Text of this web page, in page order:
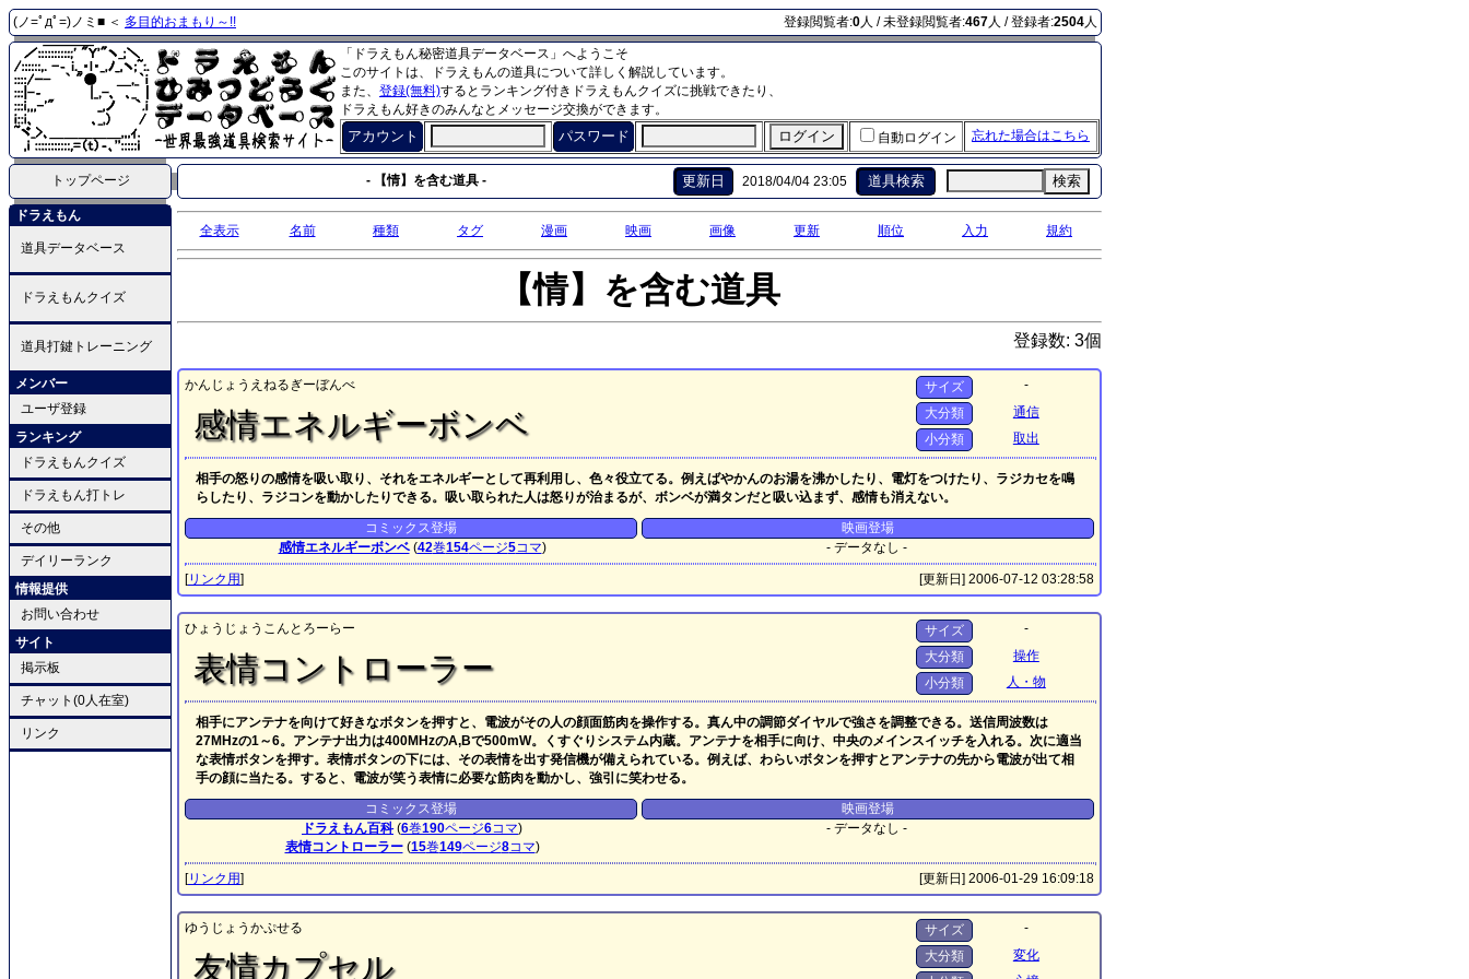
(ノ=ﾟдﾟ=)ノミ■ ＜ 多目的おまもり～!! 登録閲覧者:0人 / 未登録閲覧者:467人 / 登録者:2504人
「ドラえもん秘密道具データベース」へようこそ
このサイトは、ドラえもんの道具について詳しく解説しています。
また、 登録(無料)するとランキング付きドラえもんクイズに挑戦できたり、
ドラえもん好きのみんなとメッセージ交換ができます。
アカウント パスワード 自動ログイン 忘れた場合はこちら
トップページ - 【情】を含む道具 - 更新日 2018/04/04 23:05 道具検索 検索
ドラえもん
道具データベース
ドラえもんクイズ
道具打鍵トレーニング
メンバー
ユーザ登録
ランキング
ドラえもんクイズ
ドラえもん打トレ
その他
デイリーランク
情報提供
お問い合わせ
サイト
掲示板
チャット(0人在室)
リンク
全表示 名前 種類 タグ 漫画 映画 画像 更新 順位 入力 規約
【情】を含む道具
登録数: 3個
かんじょうえねるぎーぼんべ
感情エネルギーボンベ
サイズ
-
大分類
通信
小分類
取出
相手の怒りの感情を吸い取り、それをエネルギーとして再利用し、色々役立てる。例えばやかんのお湯を沸かしたり、電灯をつけたり、ラジカセを鳴
らしたり、ラジコンを動かしたりできる。吸い取られた人は怒りが治まるが、ボンベが満タンだと吸い込まず、感情も消えない。
コミックス登場
感情エネルギーボンベ(42巻154ページ5コマ)
映画登場
- データなし -
[リンク用] [更新日] 2006-07-12 03:28:58
ひょうじょうこんとろーらー
表情コントローラー
サイズ
-
大分類
操作
小分類
人・物
相手にアンテナを向けて好きなボタンを押すと、電波がその人の顔面筋肉を操作する。真ん中の調節ダイヤルで強さを調整できる。送信周波数は
27MHzの1～6。アンテナ出力は400MHzのA,Bで500mW。くすぐりシステム内蔵。アンテナを相手に向け、中央のメインスイッチを入れる。次に適当
な表情ボタンを押す。表情ボタンの下には、その表情を出す発信機が備えられている。例えば、わらいボタンを押すとアンテナの先から電波が出て相
手の顔に当たる。すると、電波が笑う表情に必要な筋肉を動かし、強引に笑わせる。
コミックス登場
ドラえもん百科(6巻190ページ6コマ)
表情コントローラー(15巻149ページ8コマ)
映画登場
- データなし -
[リンク用] [更新日] 2006-01-29 16:09:18
ゆうじょうかぷせる
友情カプセル
サイズ
-
大分類
変化